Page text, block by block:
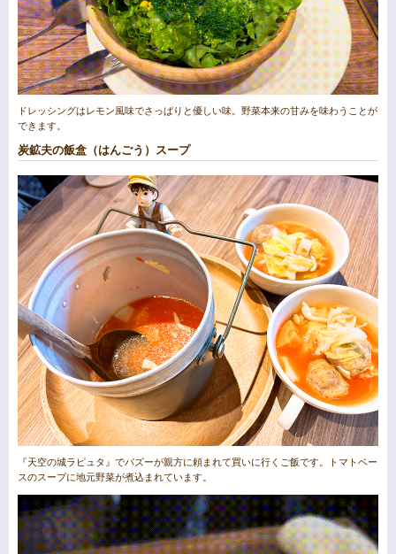
ドレッシングはレモン風味でさっぱりと優しい味。野菜本来の甘みを味わうことが
できます。
炭鉱夫の飯盒（はんごう）スープ
『天空の城ラピュタ』でパズーが親方に頼まれて買いに行くご飯です。トマトベー
スのスープに地元野菜が煮込まれています。